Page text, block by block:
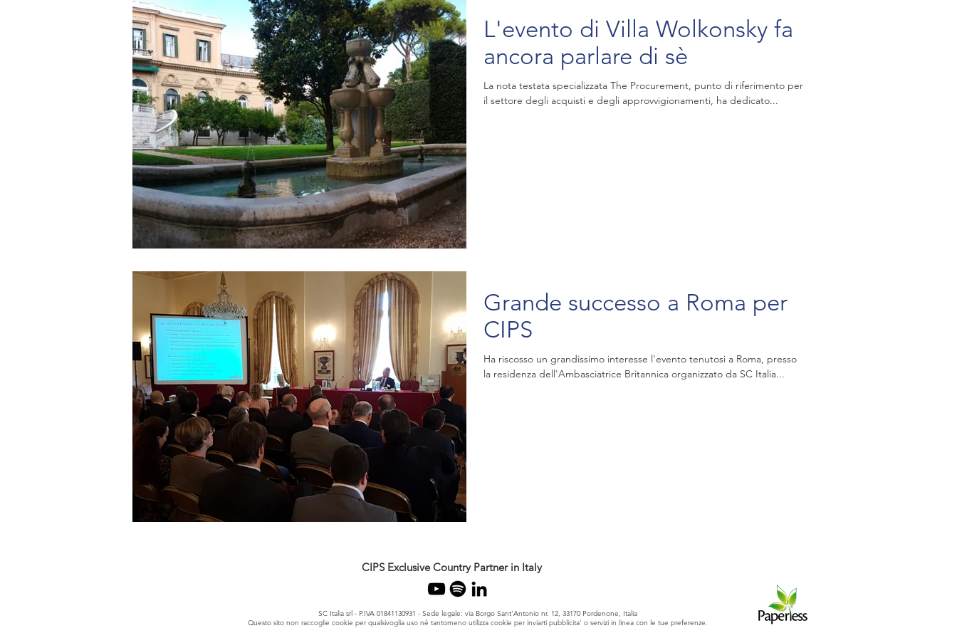
L'evento di Villa Wolkonsky fa
ancora parlare di sè
La nota testata specializzata The Procurement, punto di riferimento per
il settore degli acquisti e degli approvvigionamenti, ha dedicato...
Grande successo a Roma per
CIPS
Ha riscosso un grandissimo interesse l'evento tenutosi a Roma, presso
la residenza dell'Ambasciatrice Britannica organizzato da SC Italia...
CIPS Exclusive Country Partner in Italy
SC Italia srl - P.IVA 01841130931 - Sede legale: via Borgo Sant'Antonio nr. 12, 33170 Pordenone, Italia
Questo sito non raccoglie cookie per qualsivoglia uso né tantomeno utilizza cookie per inviarti pubblicita' o servizi in linea con le tue preferenze.